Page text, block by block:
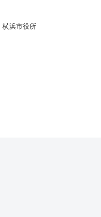
横浜市役所